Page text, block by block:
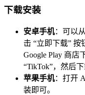
下载安装
安卓手机：可以
击 “立即下载”
Google Play 商店
“TikTok”，然后下
苹果手机：打开
装即可。